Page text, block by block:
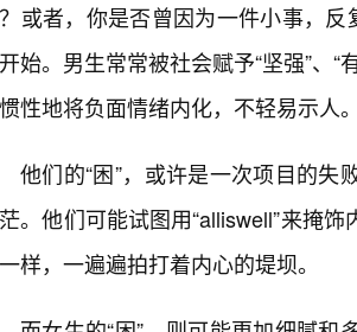
或者，你是否曾因为一件小事，
始。男生常常被社会赋予“坚强”、
性地将负面情绪内化，不轻易示人
他们的“困”，或许是一次项目的
。他们可能试图用“alliswell”来掩
样，一遍遍拍打着内心的堤坝。